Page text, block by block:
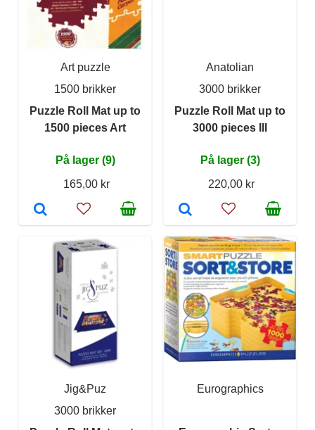
Art puzzle
1500 brikker
Puzzle Roll Mat up to
1500 pieces Art
På lager (9)
165,00 kr
Anatolian
3000 brikker
Puzzle Roll Mat up to
3000 pieces III
På lager (3)
220,00 kr
Jig&Puz
3000 brikker
Eurographics